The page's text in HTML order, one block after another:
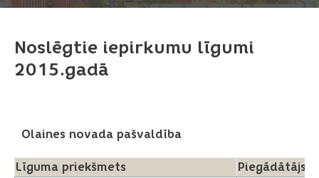
Noslēgtie iepirkumu līgumi
2015.gadā
Olaines novada pašvaldība
Līguma priekšmets Piegādātājs